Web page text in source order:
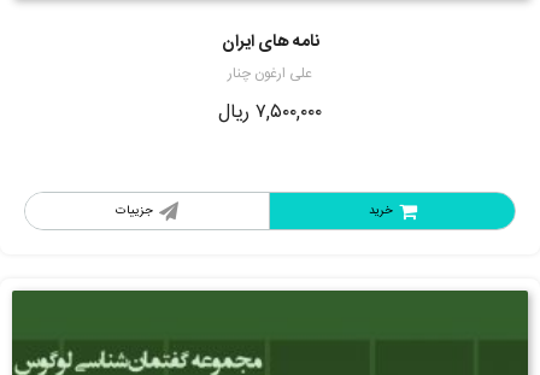
نامه های ایران
علی ارغون چنار
۷,۵۰۰,۰۰۰ ریال
جزییات خرید